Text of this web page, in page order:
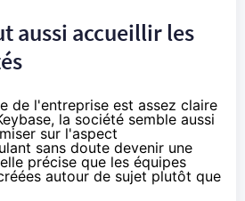
aussi accueillir les
de l'entreprise est assez claire
la société semble aussi
sur l'aspect
sans doute devenir une
précise que les équipes
autour de sujet plutôt que